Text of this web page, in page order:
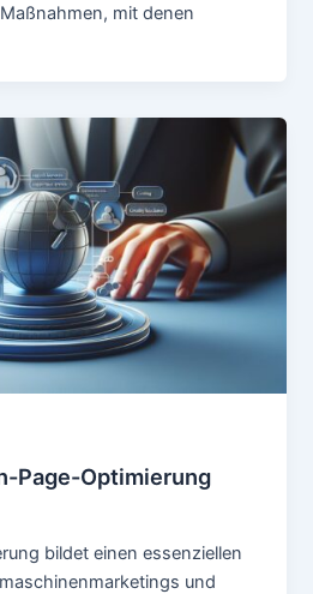
mit denen
Page-Optimierung
bildet einen essenziellen
und